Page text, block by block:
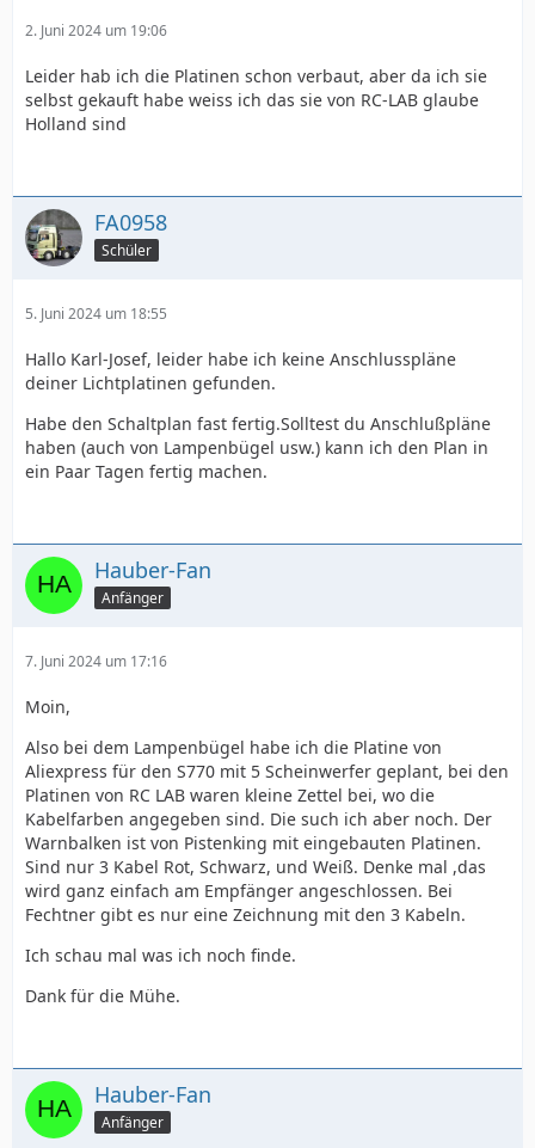
2. Juni 2024 um 19:06
Leider hab ich die Platinen schon verbaut, aber da ich sie
selbst gekauft habe weiss ich das sie von RC-LAB glaube
Holland sind
FA0958
Schüler
5. Juni 2024 um 18:55
Hallo Karl-Josef, leider habe ich keine Anschlusspläne
deiner Lichtplatinen gefunden.
Habe den Schaltplan fast fertig.Solltest du Anschlußpläne
haben (auch von Lampenbügel usw.) kann ich den Plan in
ein Paar Tagen fertig machen.
Hauber-Fan
Anfänger
7. Juni 2024 um 17:16
Moin,
Also bei dem Lampenbügel habe ich die Platine von
Aliexpress für den S770 mit 5 Scheinwerfer geplant, bei den
Platinen von RC LAB waren kleine Zettel bei, wo die
Kabelfarben angegeben sind. Die such ich aber noch. Der
Warnbalken ist von Pistenking mit eingebauten Platinen.
Sind nur 3 Kabel Rot, Schwarz, und Weiß. Denke mal ,das
wird ganz einfach am Empfänger angeschlossen. Bei
Fechtner gibt es nur eine Zeichnung mit den 3 Kabeln.
Ich schau mal was ich noch finde.
Dank für die Mühe.
Hauber-Fan
Anfänger